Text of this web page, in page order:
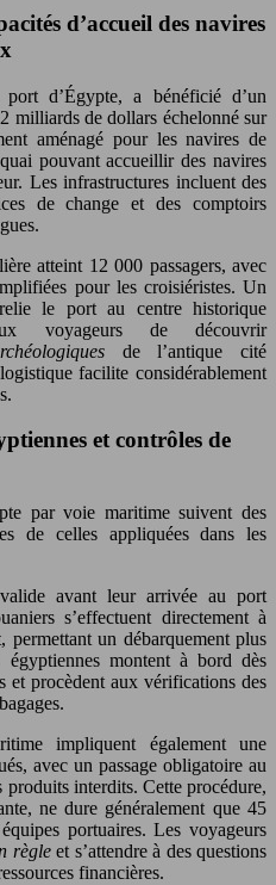
d’accueil des navires
d’Égypte, a bénéficié d’un
milliards de dollars échelonné sur
aménagé pour les navires de
pouvant accueillir des navires
Les infrastructures incluent des
de change et des comptoirs
atteint 12 000 passagers, avec
pour les croisiéristes. Un
le port au centre historique
voyageurs de découvrir
de l’antique cité
facilite considérablement
et contrôles de
par voie maritime suivent des
de celles appliquées dans les
avant leur arrivée au port
s’effectuent directement à
permettant un débarquement plus
montent à bord dès
et procèdent aux vérifications des
impliquent également une
avec un passage obligatoire au
produits interdits. Cette procédure,
ne dure généralement que 45
portuaires. Les voyageurs
règleet s’attendre à des questions
financières.